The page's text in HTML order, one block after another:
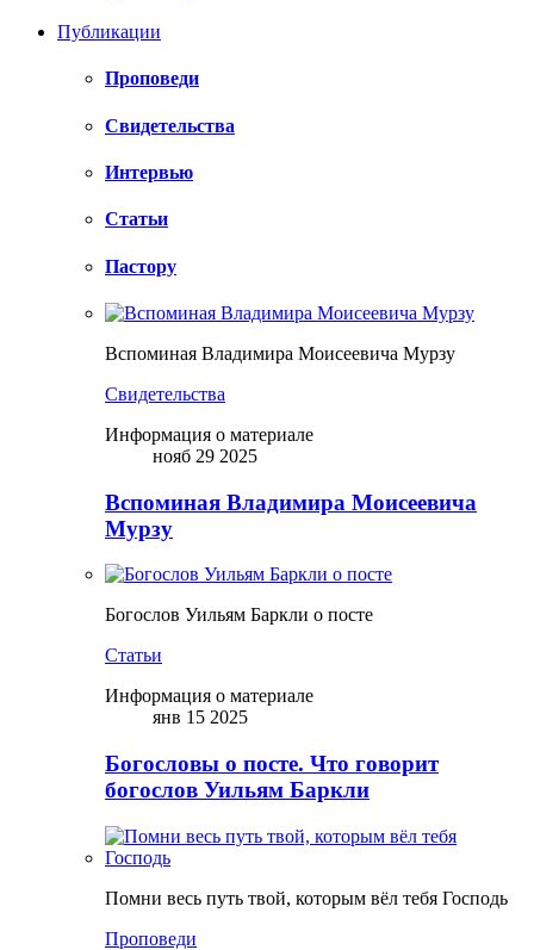
Публикации
Проповеди
Свидетельства
Интервью
Статьи
Пастору
Вспоминая Владимира Моисеевича Мурзу
Свидетельства
Информация о материале
нояб 29 2025
Вспоминая Владимира Моисеевича
Мурзу
Богослов Уильям Баркли о посте
Статьи
Информация о материале
янв 15 2025
Богословы о посте. Что говорит
богослов Уильям Баркли
Помни весь путь твой, которым вёл тебя Господь
Проповеди